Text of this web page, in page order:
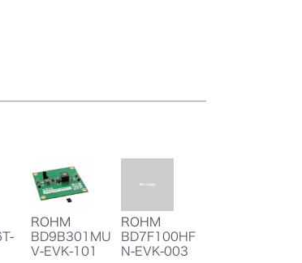
ROHM
BD9B301MU
V-EVK-101
ROHM
BD7F100HF
N-EVK-003